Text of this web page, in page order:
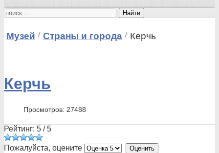
Найти
Музей Страны и города Керчь
Керчь
Просмотров: 27488
Рейтинг: 5 /5
Пожалуйста, оцените